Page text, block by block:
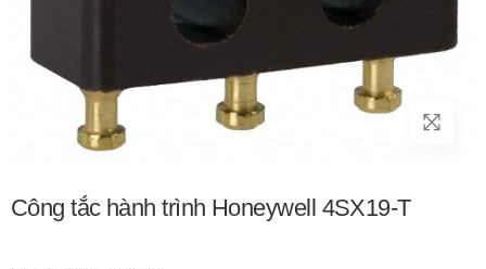
Công tắc hành trình Honeywell 4SX19-T